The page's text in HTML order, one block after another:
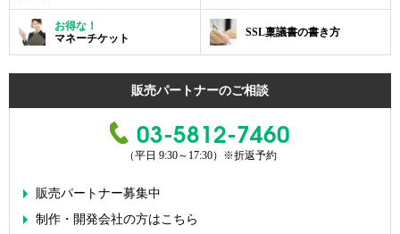
お得な！
マネーチケット
SSL稟議書の書き方
販売パートナーのご相談
03-5812-7460
（平日 9:30～17:30） ※折返予約
販売パートナー募集中
制作・開発会社の方はこちら